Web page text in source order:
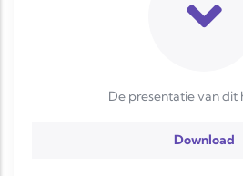
De presentatie van dit
Download